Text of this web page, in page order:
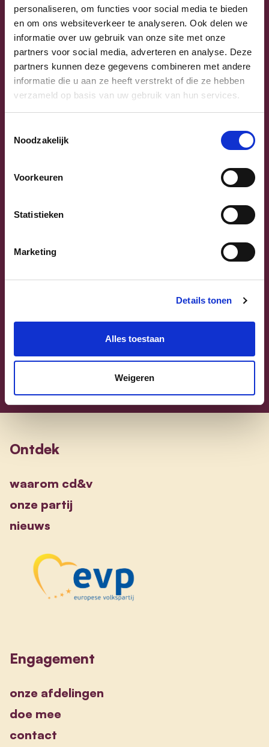
personaliseren, om functies voor social media te bieden
en om ons websiteverkeer te analyseren. Ook delen we
informatie over uw gebruik van onze site met onze
partners voor social media, adverteren en analyse. Deze
partners kunnen deze gegevens combineren met andere
informatie die u aan ze heeft verstrekt of die ze hebben
verzameld op basis van uw gebruik van hun services.
Noodzakelijk
Voorkeuren
Statistieken
Marketing
Details tonen
Alles toestaan
Weigeren
Uw lijsttrekkers
Sammy Mahdi
Vlaams-Brabant | Federaal Parlement
Previous Next
alle kandidaten
Ontdek
waarom cd&v
onze partij
nieuws
Engagement
onze afdelingen
doe mee
contact